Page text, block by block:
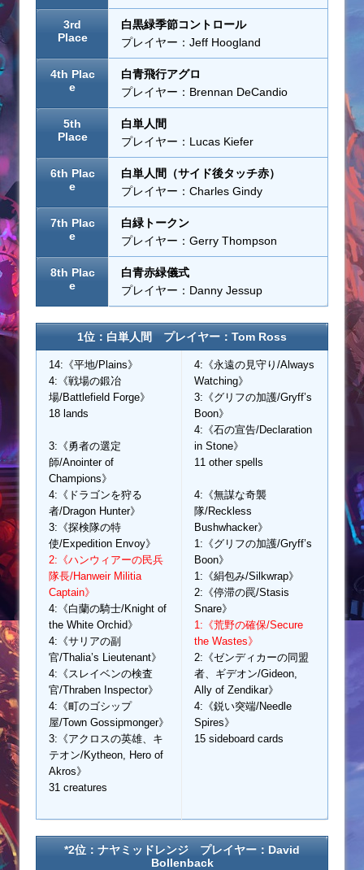
3rd
Place
白黒緑季節コントロール
プレイヤー：Jeff Hoogland
4th Plac
e
白青飛行アグロ
プレイヤー：Brennan DeCandio
5th
Place
白単人間
プレイヤー：Lucas Kiefer
6th Plac
e
白単人間（サイド後タッチ赤）
プレイヤー：Charles Gindy
7th Plac
e
白緑トークン
プレイヤー：Gerry Thompson
8th Plac
e
白青赤緑儀式
プレイヤー：Danny Jessup
1位：白単人間 プレイヤー：Tom Ross
14:《平地/Plains》
4:《戦場の鍛冶
場/Battlefield Forge》
18 lands
3:《勇者の選定
師/Anointer of
Champions》
4:《ドラゴンを狩る
者/Dragon Hunter》
3:《探検隊の特
使/Expedition Envoy》
2:《ハンウィアーの民兵
隊長/Hanweir Militia
Captain》
4:《白蘭の騎士/Knight of
the White Orchid》
4:《サリアの副
官/Thalia’s Lieutenant》
4:《スレイベンの検査
官/Thraben Inspector》
4:《町のゴシップ
屋/Town Gossipmonger》
3:《アクロスの英雄、キ
テオン/Kytheon, Hero of
Akros》
31 creatures
4:《永遠の見守り/Always
Watching》
3:《グリフの加護/Gryff’s
Boon》
4:《石の宣告/Declaration
in Stone》
11 other spells
4:《無謀な奇襲
隊/Reckless
Bushwhacker》
1:《グリフの加護/Gryff’s
Boon》
1:《絹包み/Silkwrap》
2:《停滞の罠/Stasis
Snare》
1:《荒野の確保/Secure
the Wastes》
2:《ゼンディカーの同盟
者、ギデオン/Gideon,
Ally of Zendikar》
4:《鋭い突端/Needle
Spires》
15 sideboard cards
*2位：ナヤミッドレンジ プレイヤー：David
Bollenback